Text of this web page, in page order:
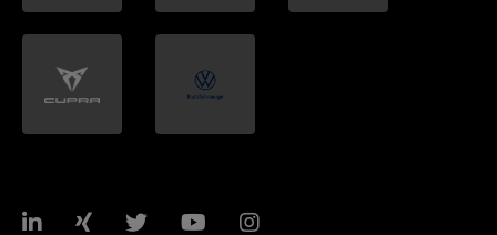
LinkedIn
Xing Twitter YouTubeInstagram